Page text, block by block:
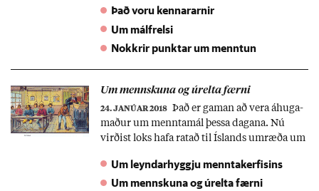
Það voru kennararnir
Um málfrelsi
Nokkrir punktar um menntun
Um mennsk­una og úr­elta færni
24. JANÚAR 2018
Það er gam­an að vera áhuga­
mað­ur um mennta­mál þessa dag­ana. Nú
virð­ist loks hafa rat­að til Ís­lands um­ræða um
við Bir­ming­ham-há­skóla. Þetta eru býsna
merki­leg­ar rann­sókn­ir um lík­leg mann­bæt­
Um leyndarhyggju menntakerfisins
Um mennskuna og úrelta færni